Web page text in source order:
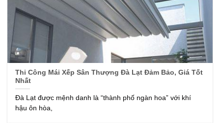
Thi Công Mái Xếp Sân Thượng Đà Lạt Đảm Bảo, Giá Tốt
Nhất
Đà Lạt được mệnh danh là “thành phố ngàn hoa” với khí
hậu ôn hòa,